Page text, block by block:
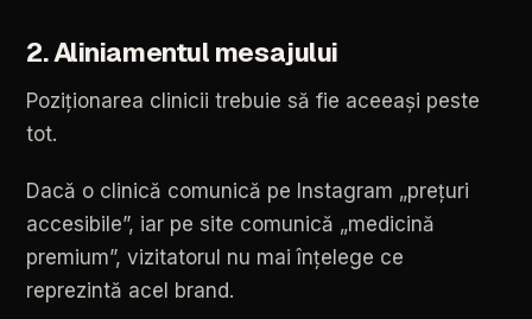
2.Aliniamentul mesajului
Poziționarea clinicii trebuie să fie aceeași peste
tot.
Dacă o clinică comunică pe Instagram „prețuri
accesibile”, iar pe site comunică „medicină
premium”, vizitatorul nu mai înțelege ce
reprezintă acel brand.